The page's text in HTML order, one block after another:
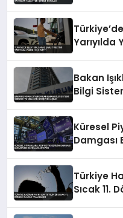
Yarıyılda
Bakan
Bilgi
Küresel
Damgası
Türkiye
Sıcak 11.